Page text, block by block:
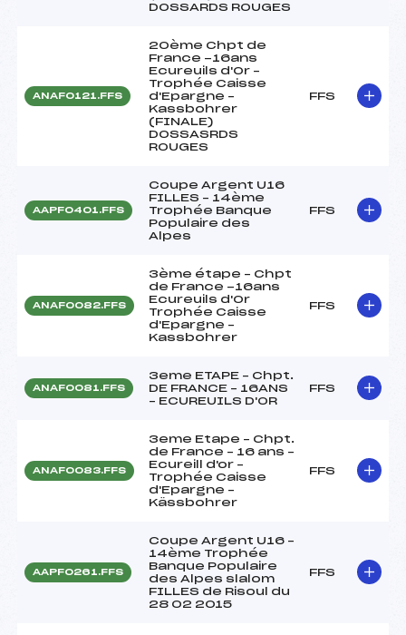
DOSSARDS ROUGES
ANAF0121.FFS
20ème Chpt de
France -16ans
Ecureuils d'Or –
Trophée Caisse
d'Epargne –
Kassbohrer
(FINALE)
DOSSASRDS
ROUGES
FFS
AAPF0401.FFS
Coupe Argent U16
FILLES – 14ème
Trophée Banque
Populaire des
Alpes
FFS
ANAF0082.FFS
3ème étape – Chpt
de France -16ans
Ecureuils d'Or
Trophée Caisse
d'Epargne –
Kassbohrer
FFS
ANAF0081.FFS
3eme ETAPE – Chpt.
DE FRANCE – 16ANS
– ECUREUILS D'OR
FFS
ANAF0083.FFS
3eme Etape – Chpt.
de France – 16 ans –
Ecureill d'or –
Trophée Caisse
d'Epargne –
Kässbohrer
FFS
AAPF0261.FFS
Coupe Argent U16 –
14ème Trophée
Banque Populaire
des Alpes slalom
FILLES de Risoul du
28 02 2015
FFS